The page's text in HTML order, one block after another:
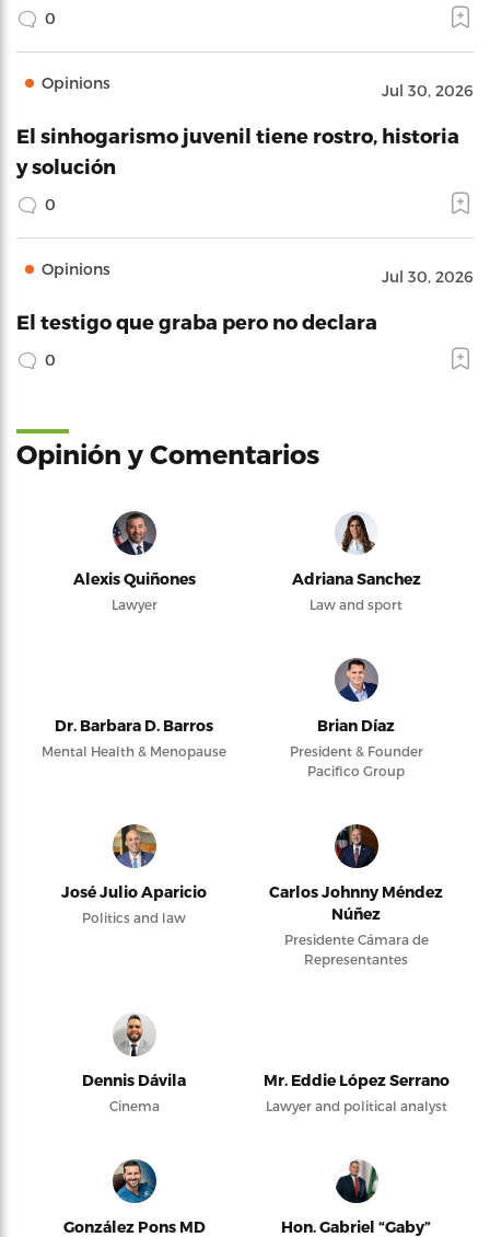
0
Opinions Jul 30, 2026
El sinhogarismo juvenil tiene rostro, historia
y solución
0
Opinions Jul 30, 2026
El testigo que graba pero no declara
0
Opinión y Comentarios
Alexis Quiñones
Lawyer
Adriana Sanchez
Law and sport
Dr. Barbara D. Barros
Mental Health & Menopause
Brian Díaz
President & Founder
Pacifico Group
José Julio Aparicio
Politics and law
Carlos Johnny Méndez
Núñez
Presidente Cámara de
Representantes
Dennis Dávila
Cinema
Mr. Eddie López Serrano
Lawyer and political analyst
González Pons MD
Hon. Gabriel “Gaby”